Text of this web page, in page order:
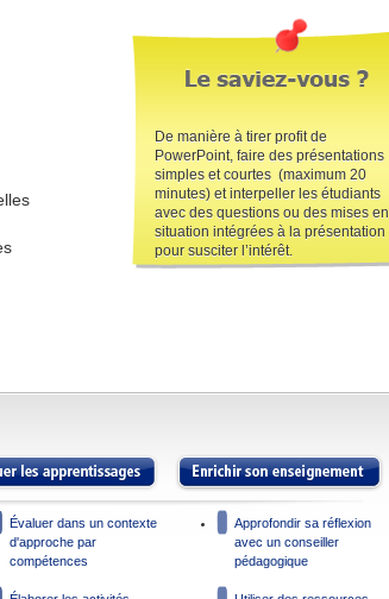
De manière à tirer profit de
PowerPoint, faire des présentations
simples et courtes (maximum 20
minutes) et interpeller les étudiants
avec des questions ou des mises en
situation intégrées à la présentation
pour susciter l’intérêt.
Évaluer dans un contexte
d'approche par
compétences
Approfondir sa réflexion
avec un conseiller
pédagogique